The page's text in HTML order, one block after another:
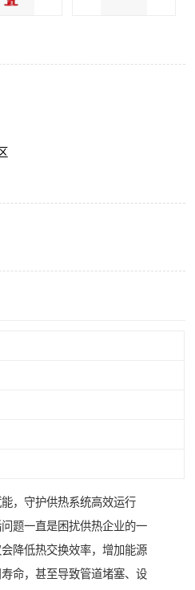
，守护供热系统高效运行
题一直是困扰供热企业的一
降低热交换效率，增加能源
命，甚至导致管道堵塞、设